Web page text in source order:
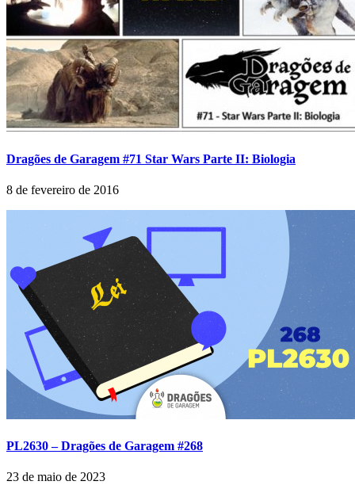
Dragões de Garagem #71 Star Wars Parte II: Biologia
8 de fevereiro de 2016
PL2630 – Dragões de Garagem #268
23 de maio de 2023